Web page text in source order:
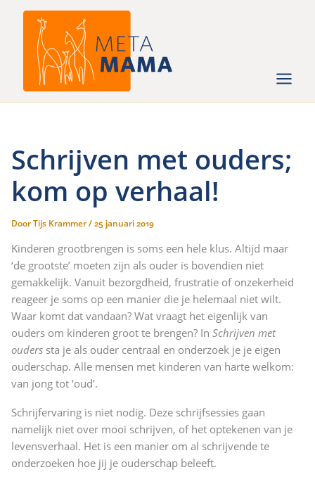
Schrijven met ouders;
kom op verhaal!
DoorTijs Krammer/25 januari 2019
Kinderen grootbrengen is soms een hele klus. Altijd maar
‘de grootste’ moeten zijn als ouder is bovendien niet
gemakkelijk. Vanuit bezorgdheid, frustratie of onzekerheid
reageer je soms op een manier die je helemaal niet wilt.
Waar komt dat vandaan? Wat vraagt het eigenlijk van
ouders om kinderen groot te brengen? In Schrijven met
ouders sta je als ouder centraal en onderzoek je je eigen
ouderschap. Alle mensen met kinderen van harte welkom:
van jong tot ‘oud’.
Schrijfervaring is niet nodig. Deze schrijfsessies gaan
namelijk niet over mooi schrijven, of het optekenen van je
levensverhaal. Het is een manier om al schrijvende te
onderzoeken hoe jij je ouderschap beleeft.